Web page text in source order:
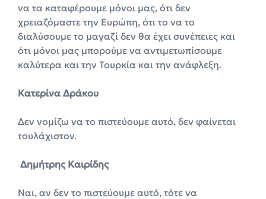
να τα καταφέρουμε μόνοι μας, ότι δεν
χρειαζόμαστε την Ευρώπη, ότι το να το
διαλύσουμε το μαγαζί δεν θα έχει συνέπειες και
ότι μόνοι μας μπορούμε να αντιμετωπίσουμε
καλύτερα και την Τουρκία και την ανάφλεξη.
Κατερίνα Δράκου
Δεν νομίζω να το πιστεύουμε αυτό, δεν φαίνεται
τουλάχιστον.
Δημήτρης Καιρίδης
Ναι, αν δεν το πιστεύουμε αυτό, τότε να